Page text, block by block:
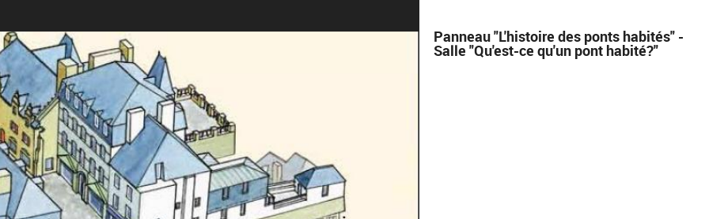
Panneau "L'histoire des ponts habités" -
Salle "Qu'est-ce qu'un pont habité?"